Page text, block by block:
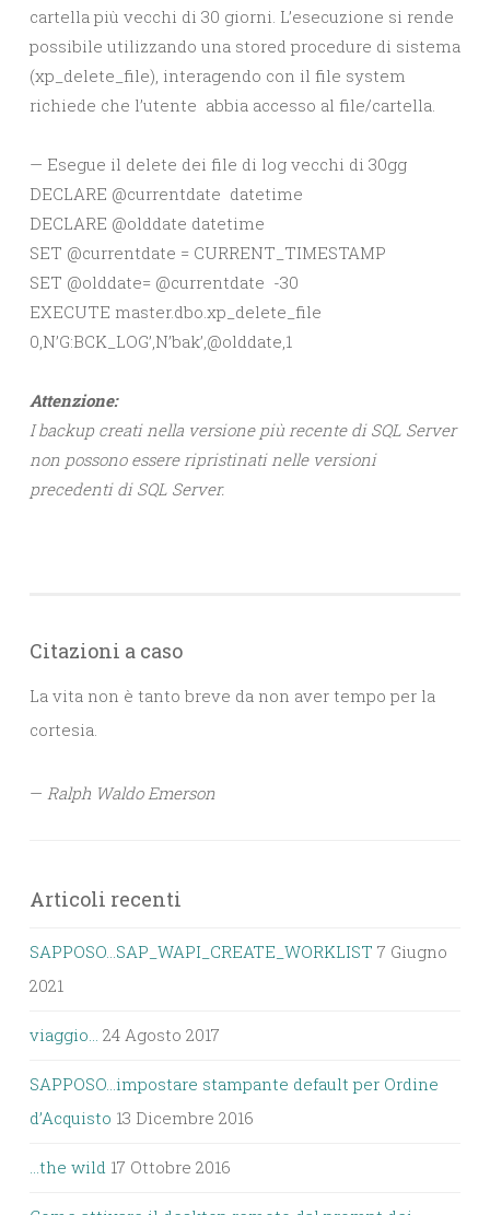
cartella più vecchi di 30 giorni. L’esecuzione si rende
possibile utilizzando una stored procedure di sistema
(xp_delete_file), interagendo con il file system
richiede che l’utente abbia accesso al file/cartella.
— Esegue il delete dei file di log vecchi di 30gg
DECLARE @currentdate datetime
DECLARE @olddate datetime
SET @currentdate = CURRENT_TIMESTAMP
SET @olddate= @currentdate -30
EXECUTE master.dbo.xp_delete_file
0,N’G:BCK_LOG’,N’bak’,@olddate,1
Attenzione:
I backup creati nella versione più recente di SQL Server
non possono essere ripristinati nelle versioni
precedenti di SQL Server.
Citazioni a caso
La vita non è tanto breve da non aver tempo per la
cortesia.
— Ralph Waldo Emerson
Articoli recenti
SAPPOSO…SAP_WAPI_CREATE_WORKLIST 7 Giugno
2021
viaggio… 24 Agosto 2017
SAPPOSO…impostare stampante default per Ordine
d’Acquisto 13 Dicembre 2016
…the wild 17 Ottobre 2016